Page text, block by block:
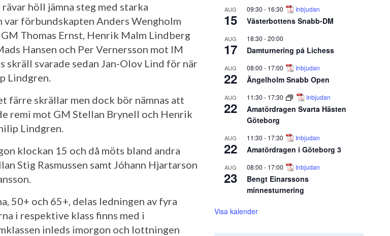
höll jämna steg med starka
var förbundskapten Anders Wengholm
Thomas Ernst, Henrik Malm Lindberg
Hansen och Per Vernersson mot IM
skräll svarade sedan Jan-Olov Lind för när
Lindgren.
färre skrällar men dock bör nämnas att
remi mot GM Stellan Brynell och Henrik
Lindgren.
klockan 15 och då möts bland andra
Stig Rasmussen samt Jóhann Hjartarson
50+ och 65+, delas ledningen av fyra
i respektive klass finns med i
inleds imorgon och lottningen
AUG
15
09:30 - 16:30 Inbjudan
Västerbottens Snabb-DM
AUG
17
18:30 -20:00
Damturnering på Lichess
AUG
22
08:00 - 17:00 Inbjudan
Ängelholm Snabb Open
AUG
22
11:30 - 17:30 Inbjudan
Amatördragen Svarta Hästen
Göteborg
AUG
22
11:30 - 17:30 Inbjudan
Amatördragen i Göteborg 3
AUG
23
08:00 - 17:00 Inbjudan
Bengt Einarssons
minnesturnering
Visa kalender